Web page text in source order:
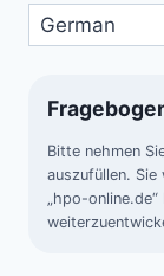
Bitte nehmen
auszufüllen.
„hpo-